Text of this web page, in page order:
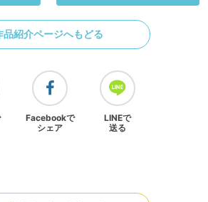
品紹介ページへもどる
Facebookで
シェア
LINEで
送る